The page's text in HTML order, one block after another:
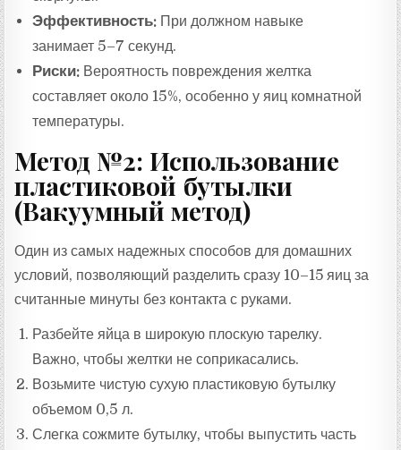
Эффективность: При должном навыке
занимает 5–7 секунд.
Риски: Вероятность повреждения желтка
составляет около 15%, особенно у яиц комнатной
температуры.
Метод №2: Использование
пластиковой бутылки
(Вакуумный метод)
Один из самых надежных способов для домашних
условий, позволяющий разделить сразу 10–15 яиц за
считанные минуты без контакта с руками.
Разбейте яйца в широкую плоскую тарелку.
Важно, чтобы желтки не соприкасались.
Возьмите чистую сухую пластиковую бутылку
объемом 0,5 л.
Слегка сожмите бутылку, чтобы выпустить часть